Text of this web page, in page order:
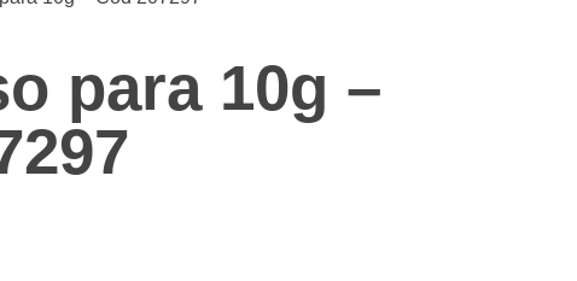
para 10g –